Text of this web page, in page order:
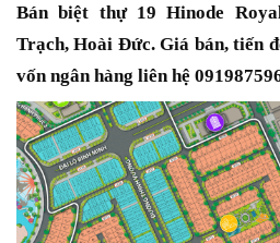
Bán biệt thự 19 Hinode
Trạch, Hoài Đức. Giá bán, tiến
vốn ngân hàng liên hệ